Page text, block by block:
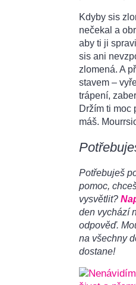
Kdyby sis
nečekal a
aby ti ji
sis ani
zlomená. A
stavem –
trápení,
Držím ti moc
máš.
Potřebuješ
pomoc,
vysvětlit?
den vychází
odpověď.
na všechny
dostane!